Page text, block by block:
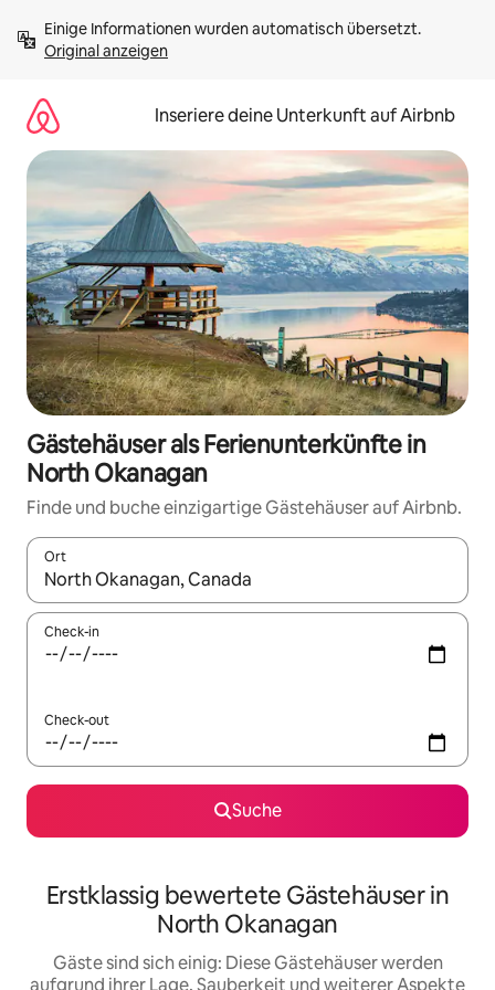
Inhalten
springenOriginal anzeigen
Inseriere deine Unterkunft auf Airbnb
Gästehäuser als Ferienunterkünfte in
North Okanagan
Finde und buche einzigartige Gästehäuser auf Airbnb.
Ort
Wenn Ergebnisse verfügbar sind, navigiere mit den
Check-in
Check-out
Suche
Erstklassig bewertete Gästehäuser in
North Okanagan
Gäste sind sich einig: Diese Gästehäuser werden
aufgrund ihrer Lage, Sauberkeit und weiterer Aspekte